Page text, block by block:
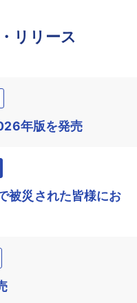
リリース
年版を発売
被災された皆様にお